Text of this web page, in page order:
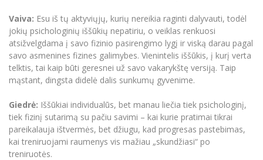
Vaiva: Esu iš tų aktyviųjų, kurių nereikia raginti dalyvauti, todėl
jokių psichologinių iššūkių nepatiriu, o veiklas renkuosi
atsižvelgdama į savo fizinio pasirengimo lygį ir viską darau pagal
savo asmenines fizines galimybes. Vienintelis iššūkis, į kurį verta
telktis, tai kaip būti geresnei už savo vakarykštę versiją. Taip
mąstant, dingsta didelė dalis sunkumų gyvenime.
Giedrė: Iššūkiai individualūs, bet manau liečia tiek psichologinį,
tiek fizinį sutarimą su pačiu savimi – kai kurie pratimai tikrai
pareikalauja ištvermės, bet džiugu, kad progresas pastebimas,
kai treniruojami raumenys vis mažiau „skundžiasi“ po
treniruotės.